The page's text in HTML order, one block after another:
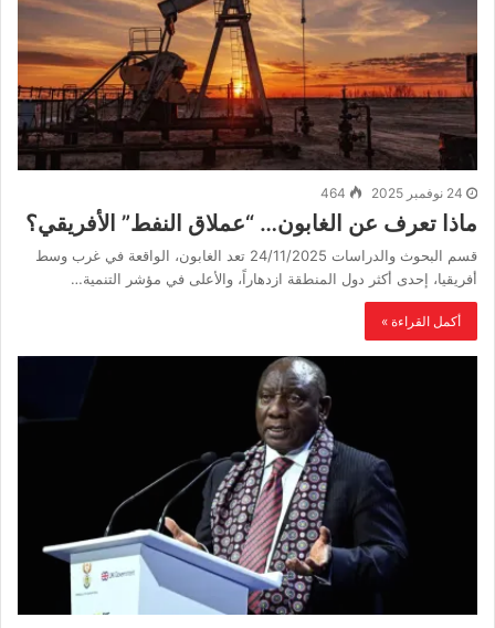
24 نوفمبر 2025 464
ماذا تعرف عن الغابون… “عملاق النفط” الأفريقي؟
قسم البحوث والدراسات 24/11/2025 تعد الغابون، الواقعة في غرب وسط
أفريقيا، إحدى أكثر دول المنطقة ازدهاراً، والأعلى في مؤشر التنمية…
أكمل القراءة »